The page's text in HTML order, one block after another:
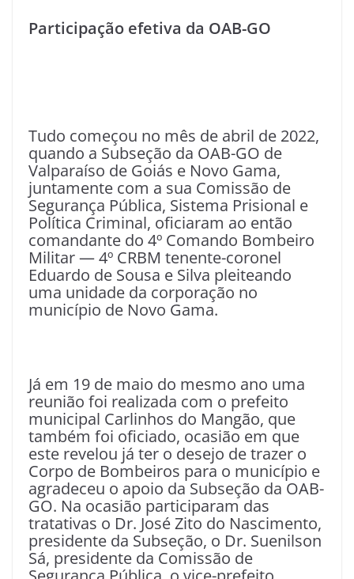
Participação efetiva da OAB-GO
Tudo começou no mês de abril de 2022,
quando a Subseção da OAB-GO de
Valparaíso de Goiás e Novo Gama,
juntamente com a sua Comissão de
Segurança Pública, Sistema Prisional e
Política Criminal, oficiaram ao então
comandante do 4º Comando Bombeiro
Militar — 4º CRBM tenente-coronel
Eduardo de Sousa e Silva pleiteando
uma unidade da corporação no
município de Novo Gama.
Já em 19 de maio do mesmo ano uma
reunião foi realizada com o prefeito
municipal Carlinhos do Mangão, que
também foi oficiado, ocasião em que
este revelou já ter o desejo de trazer o
Corpo de Bombeiros para o município e
agradeceu o apoio da Subseção da OAB-
GO. Na ocasião participaram das
tratativas o Dr. José Zito do Nascimento,
presidente da Subseção, o Dr. Suenilson
Sá, presidente da Comissão de